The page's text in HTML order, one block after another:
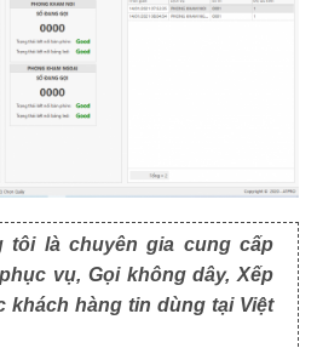
tôi là chuyên gia cung cấp
vụ, Gọi không dây, Xếp
khách hàng tin dùng tại Việt